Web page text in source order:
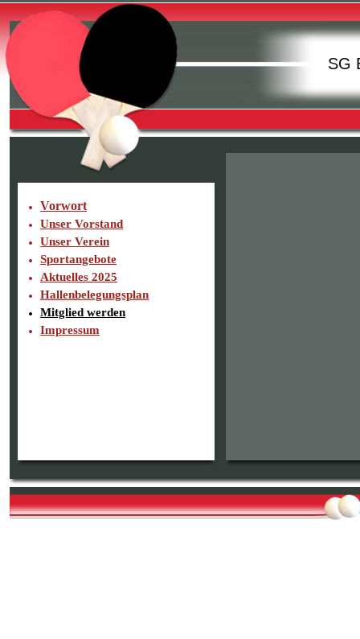
SG
Vorwort
Unser Vorstand
Unser Verein
Sportangebote
Aktuelles 2025
Hallenbelegungsplan
Mitglied werden
Impressum